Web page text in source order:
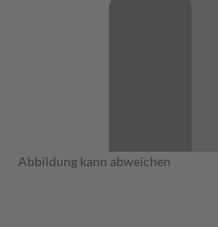
Abbildung kann abweichen